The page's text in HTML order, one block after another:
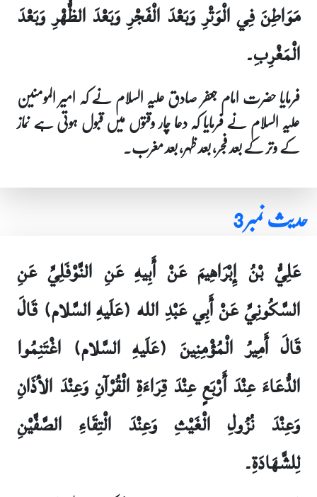
مَوَاطِنَ فِي الْوَتْرِ وَبَعْدَ الْفَجْرِ وَبَعْدَ الظُّهْرِ وَبَعْدَ
الْمَغْرِبِ۔
فرمایا حضرت امام جعفر صادق علیہ السلام نے کہ امیر المومنین
علیہ السلام نے فرمایا کہ دعا چار وقتوں میں قبول ہوتی ہے نماز
کے وتر کے بعد فجر، بعد ظہر، بعد مغرب۔
حدیث نمبر 3
عَلِيُّ بْنُ إِبْرَاهِيمَ عَنْ أَبِيهِ عَنِ النَّوْفَلِيِّ عَنِ
السَّكُونِيِّ عَنْ أَبِي عَبْدِ الله (عَلَيهِ السَّلام) قَالَ
قَالَ أَمِيرُ الْمُؤْمِنِينَ (عَلَيهِ السَّلام) اغْتَنِمُوا
الدُّعَاءَ عِنْدَ أَرْبَعٍ عِنْدَ قِرَاءَةِ الْقُرْآنِ وَعِنْدَ الأذَانِ
وَعِنْدَ نُزُولِ الْغَيْثِ وَعِنْدَ الْتِقَاءِ الصَّفَّيْنِ
لِلشَّهَادَةِ۔